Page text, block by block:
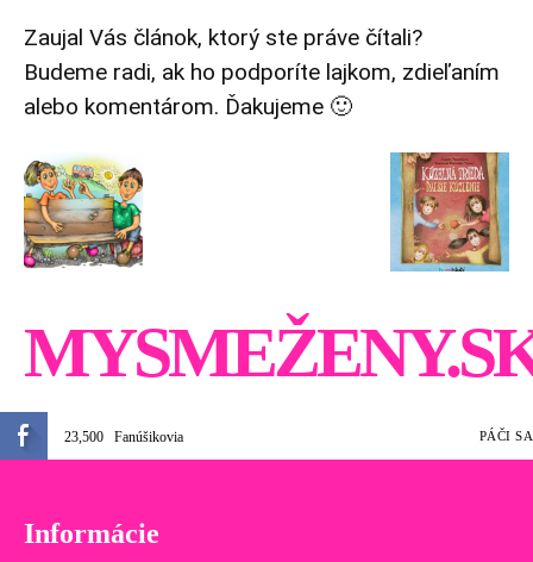
Zaujal Vás článok, ktorý ste práve čítali?
Budeme radi, ak ho podporíte lajkom, zdieľaním
alebo komentárom. Ďakujeme 🙂
23,500 Fanúšikovia PÁČI SA
Informácie